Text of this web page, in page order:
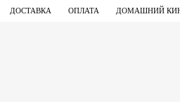
ДОСТАВКА ОПЛАТА ДОМАШНИЙ